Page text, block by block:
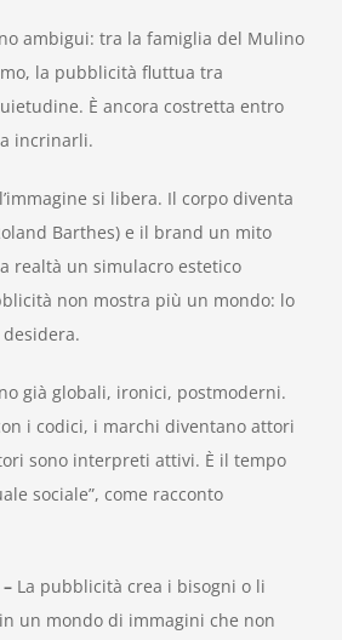
ambigui: tra la famiglia del Mulino
la pubblicità fluttua tra
È ancora costretta entro
incrinarli.
si libera. Il corpo diventa
Barthes) e il brand un mito
realtà un simulacro estetico
non mostra più un mondo: lo
già globali, ironici, postmoderni.
i codici, i marchi diventano attori
sono interpreti attivi. È il tempo
sociale”, come racconto
La pubblicità crea i bisogni o li
un mondo di immagini che non